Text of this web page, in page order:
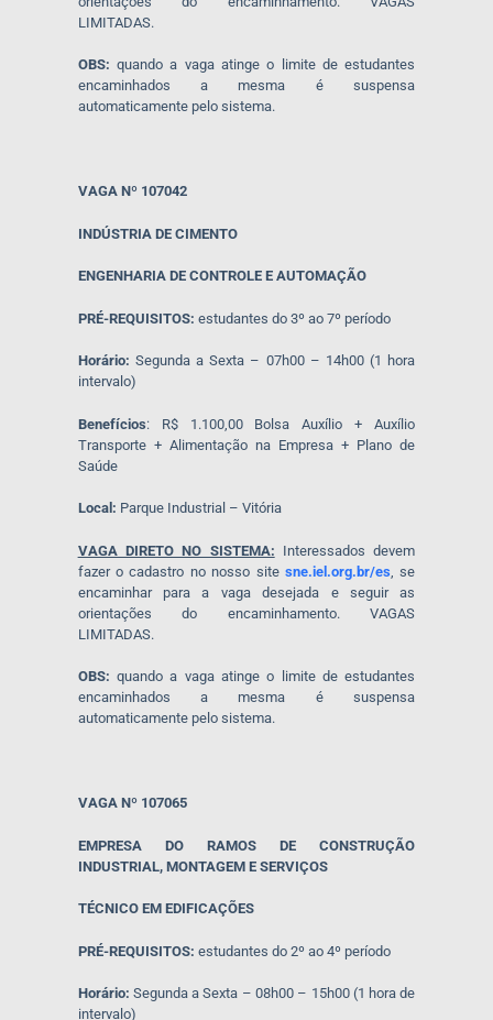
LIMITADAS.
OBS: quando a vaga atinge o limite de estudantes
encaminhados a mesma é suspensa
automaticamente pelo sistema.
VAGA Nº 107042
INDÚSTRIA DE CIMENTO
ENGENHARIA DE CONTROLE E AUTOMAÇÃO
PRÉ-REQUISITOS: estudantes do 3º ao 7º período
Horário: Segunda a Sexta – 07h00 – 14h00 (1 hora
intervalo)
Benefícios: R$ 1.100,00 Bolsa Auxílio + Auxílio
Transporte + Alimentação na Empresa + Plano de
Saúde
Local: Parque Industrial – Vitória
VAGA DIRETO NO SISTEMA: Interessados devem
fazer o cadastro no nosso site sne.iel.org.br/es , se
encaminhar para a vaga desejada e seguir as
orientações do encaminhamento. VAGAS
LIMITADAS.
OBS: quando a vaga atinge o limite de estudantes
encaminhados a mesma é suspensa
automaticamente pelo sistema.
VAGA Nº 107065
EMPRESA DO RAMOS DE CONSTRUÇÃO
INDUSTRIAL, MONTAGEM E SERVIÇOS
TÉCNICO EM EDIFICAÇÕES
PRÉ-REQUISITOS: estudantes do 2º ao 4º período
Horário: Segunda a Sexta – 08h00 – 15h00 (1 hora de
intervalo)